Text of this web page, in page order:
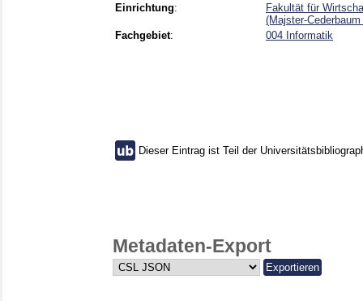
Einrichtung:
Fakultät für
(Majster-
Fachgebiet: 004 Informatik
Dieser Eintrag ist Teil der
Metadaten-Export